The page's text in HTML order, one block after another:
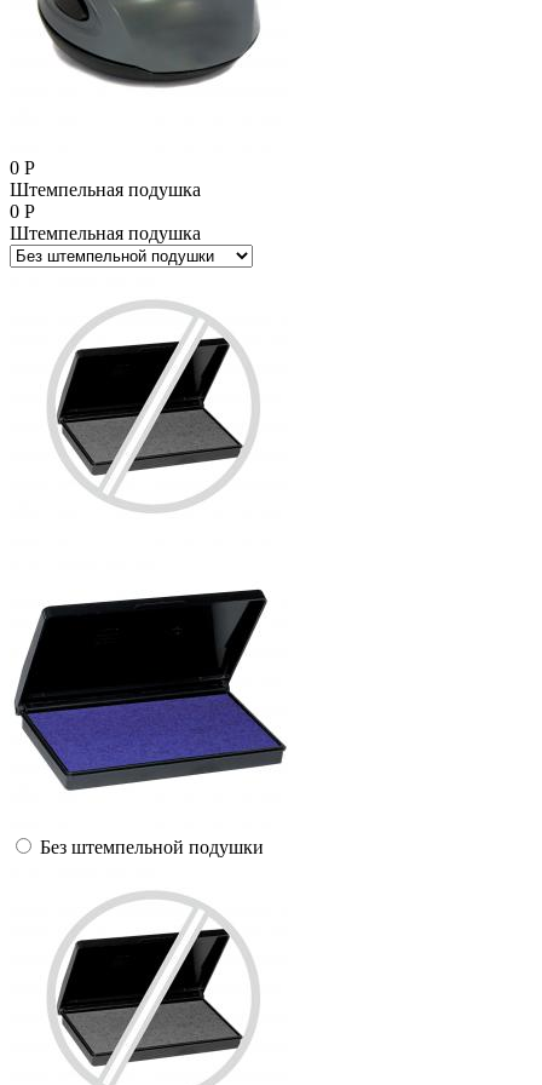
0 Р
Штемпельная подушка
0 Р
Штемпельная подушка
Без штемпельной подушки